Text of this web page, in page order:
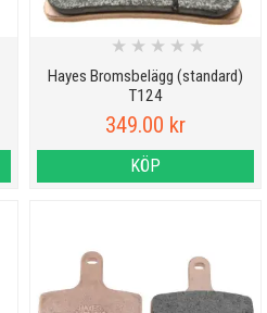
Hayes Bromsbelägg (standard)
T124
★ ★ ★ ★ ★
349.00 kr
KÖP